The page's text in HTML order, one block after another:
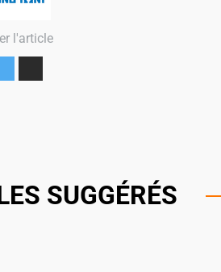
l'article
SUGGÉRÉS